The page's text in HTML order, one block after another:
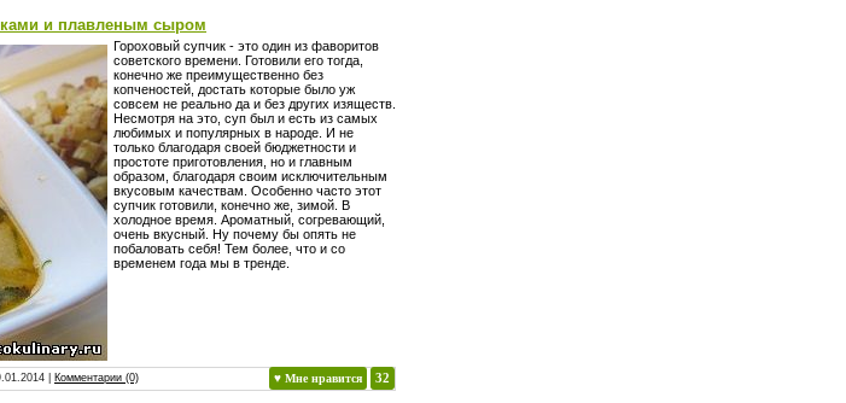
и плавленым сыром
Гороховый супчик - это один из фаворитов
советского времени. Готовили его тогда,
конечно же преимущественно без
копченостей, достать которые было уж
совсем не реально да и без других изяществ.
Несмотря на это, суп был и есть из самых
любимых и популярных в народе. И не
только благодаря своей бюджетности и
простоте приготовления, но и главным
образом, благодаря своим исключительным
вкусовым качествам. Особенно часто этот
супчик готовили, конечно же, зимой. В
холодное время. Ароматный, согревающий,
очень вкусный. Ну почему бы опять не
побаловать себя! Тем более, что и со
временем года мы в тренде.
♥ Мне нравится 32
Комментарии (0)